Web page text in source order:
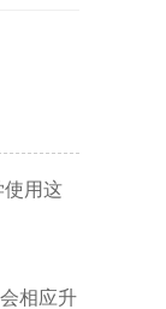
使用这
相应升